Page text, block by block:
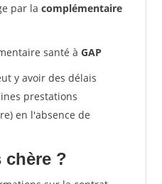
par la complémentaire
santé à GAP
y avoir des délais
prestations
en l'absence de
chère ?